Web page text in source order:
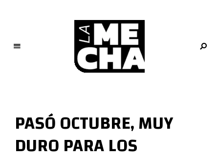
M
e
c
h
PASÓ OCTUBRE, MUY
DURO PARA LOS